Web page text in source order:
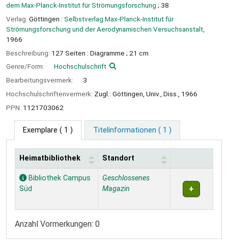
dem Max-Planck-Institut für Strömungsforschung ; 38
Verlag: Göttingen : Selbstverlag Max-Planck-Institut für
Strömungsforschung und der Aerodynamischen Versuchsanstalt,
1966
Beschreibung: 127 Seiten : Diagramme ; 21 cm
Genre/Form:
Hochschulschrift
Bearbeitungsvermerk:
3
Hochschulschriftenvermerk: Zugl.: Göttingen, Univ., Diss., 1966
PPN: 1121703062
Exemplare ( 1 ) Titelinformationen ( 1 )
Exemplare
Heimatbibliothek Standort
Bibliothek Campus
Süd
Geschlossenes
Magazin
Anzahl Vormerkungen: 0